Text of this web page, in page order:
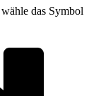
das Symbol